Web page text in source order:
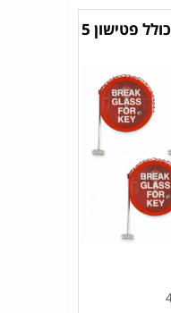
קופסת ניפוץ למפתח כולל פטישון 5